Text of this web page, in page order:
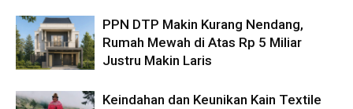
PPN DTP Makin Kurang Nendang,
Rumah Mewah di Atas Rp 5 Miliar
Justru Makin Laris
Keindahan dan Keunikan Kain Textile